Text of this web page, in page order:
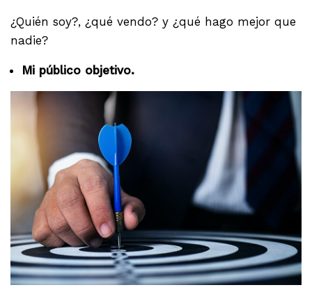
¿Quién soy?, ¿qué vendo? y ¿qué hago mejor que
nadie?
Mi público objetivo.